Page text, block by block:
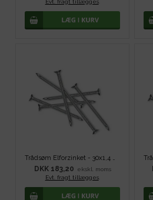
Evt. fragt tillægges.
Trådsøm Elforzinket - 30x1,4 mm
DKK 183,20
ekskl. moms
Evt. fragt tillægges.